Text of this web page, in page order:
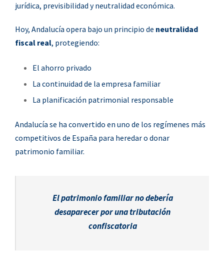
jurídica, previsibilidad y neutralidad económica.
Hoy, Andalucía opera bajo un principio de neutralidad
fiscal real, protegiendo:
El ahorro privado
La continuidad de la empresa familiar
La planificación patrimonial responsable
Andalucía se ha convertido en uno de los regímenes más
competitivos de España para heredar o donar
patrimonio familiar.
El patrimonio familiar no debería
desaparecer por una tributación
confiscatoria